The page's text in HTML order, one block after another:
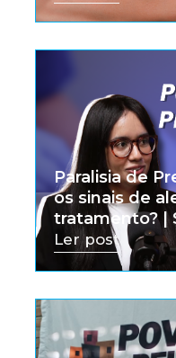
Paralisia de
os sinais de
tratamento? |
Ler post